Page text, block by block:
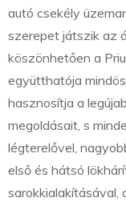
autó csekély
szerepet játszik az
köszönhetően a
együtthatója
hasznosítja a
megoldásait, s
légterelővel,
első és hátsó
sarokkialakításával,